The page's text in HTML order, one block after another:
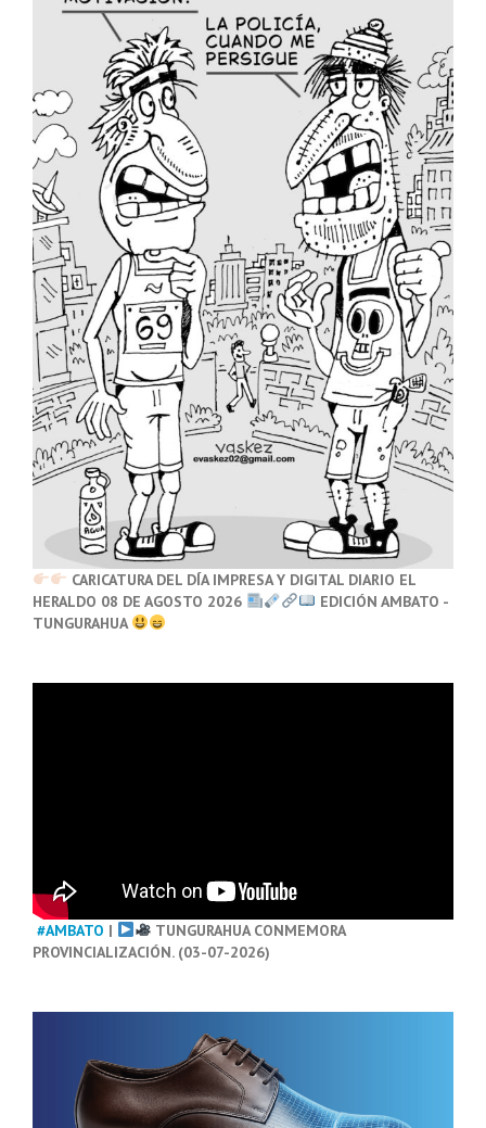
CARICATURA DEL DÍA IMPRESA Y DIGITAL DIARIO EL
HERALDO 08 DE AGOSTO 2026
EDICIÓN AMBATO -
TUNGURAHUA
#AMBATO |
TUNGURAHUA CONMEMORA
PROVINCIALIZACIÓN. (03-07-2026)